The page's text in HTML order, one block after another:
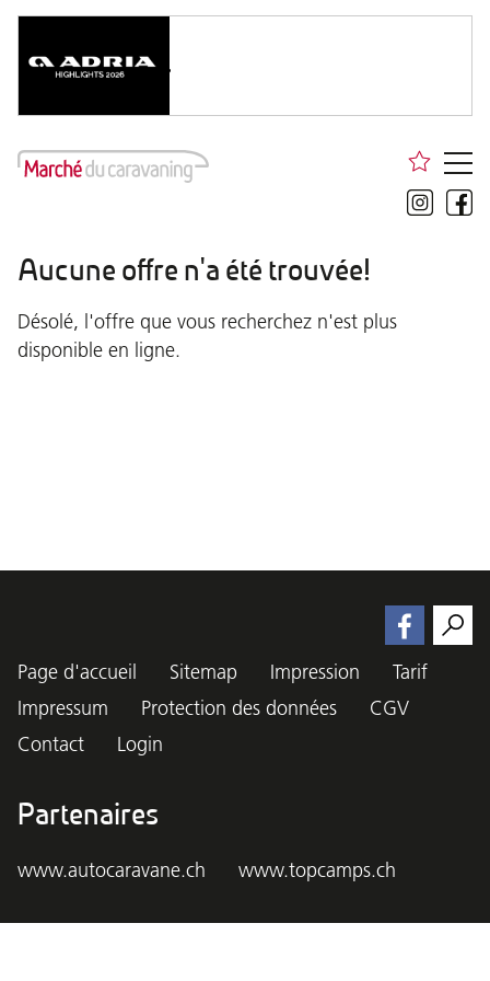
Aucune offre n'a été trouvée!
Désolé, l'offre que vous recherchez n'est plus
disponible en ligne.
Page d'accueil Sitemap Impression
Tarif
Impressum
Protection des données
CGV
Contact
Login
Partenaires
www.autocaravane.ch www.topcamps.ch